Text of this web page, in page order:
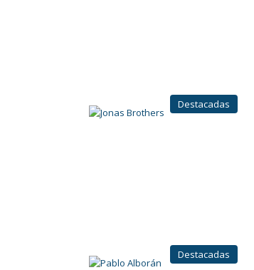
Destacadas
Destacadas